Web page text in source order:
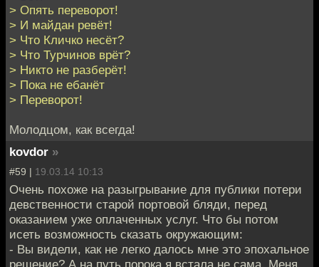
> Опять переворот!
> И майдан ревёт!
> Что Кличко несёт?
> Что Турчинов врёт?
> Никто не разберёт!
> Пока не ебанёт
> Переворот!
Молодцом, как всегда!
kovdor »
#59 | 19.03.14 10:13
Очень похоже на разыгрывание для публики потери
девственности старой портовой бляди, перед
оказанием уже оплаченных услуг. Что бы потом
исеть возможность сказать окружающим:
- Вы видели, как не легко далось мне это эпохальное